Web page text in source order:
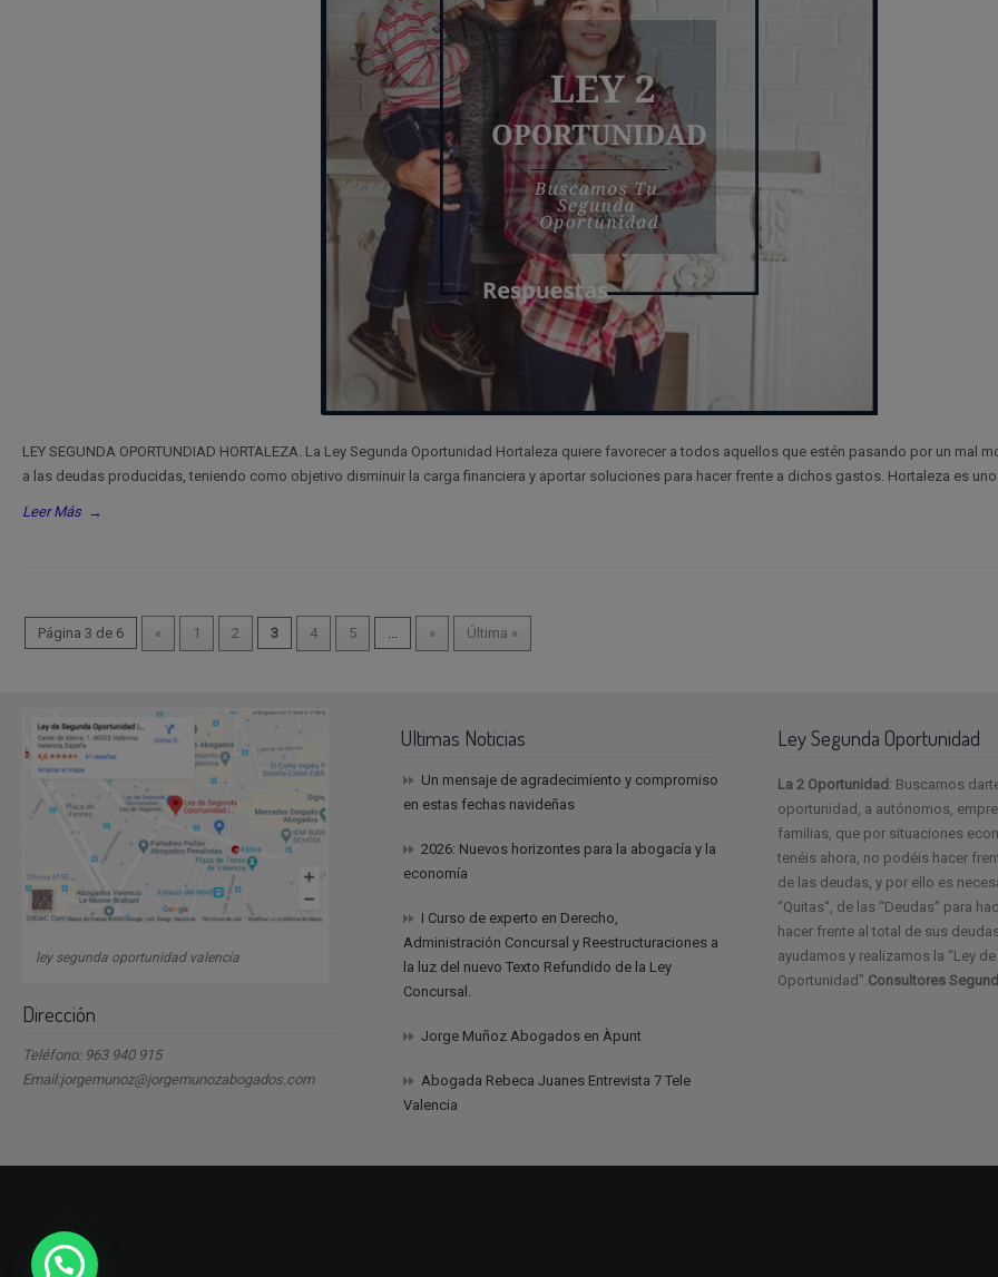
LEY SEGUNDA OPORTUNDIAD HORTALEZA. La Ley Segunda Oportunidad Hortaleza quiere favorecer a todos aquellos que estén pasando por un mal
a las deudas producidas, teniendo como objetivo disminuir la carga financiera y aportar soluciones para hacer frente a dichos gastos. Hortaleza es
Leer Más →
Página 3 de 6 « 1 2 3 4 5 ... » Última »
ley segunda oportunidad valencia
Dirección
Teléfono: 963 940 915
Email:jorgemunoz@jorgemunozabogados.com
Ultimas Noticias
Un mensaje de agradecimiento y compromiso
en estas fechas navideñas
2026: Nuevos horizontes para la abogacía y la
economía
I Curso de experto en Derecho,
Administración Concursal y Reestructuraciones a
la luz del nuevo Texto Refundido de la Ley
Concursal.
Jorge Muñoz Abogados en Àpunt
Abogada Rebeca Juanes Entrevista 7 Tele
Valencia
Ley Segunda Oportunidad
La 2 Oportunidad : Buscamos
oportunidad, a autónomos,
familias, que por situaciones
tenéis ahora, no podéis hacer
de las deudas, y por ello es
“Quitas“, de las “Deudas” para
hacer frente al total de sus
ayudamos y realizamos la “Ley
Oportunidad”.Consultores